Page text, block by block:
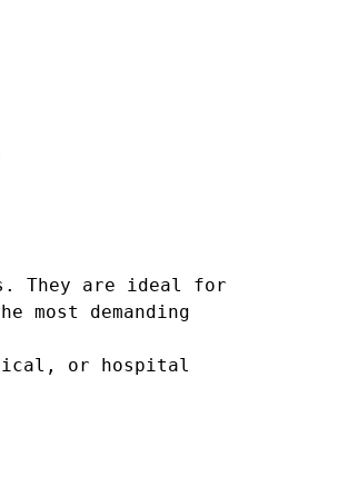
They are ideal for
most demanding
or hospital